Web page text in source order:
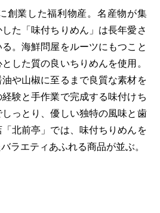
ふるさとあっ晴れ認定とは デジタルカタログ
創業した福利物産。名産物が集
た「味付ちりめん」は長年愛さ
。海鮮問屋をルーツにもつこと
した質の良いちりめんを使用。
や山椒に至るまで良質な素材を
験と手作業で完成する味付けち
っとり、優しい独特の風味と歯
北前亭」では、味付ちりめんを
ラエティあふれる商品が並ぶ。